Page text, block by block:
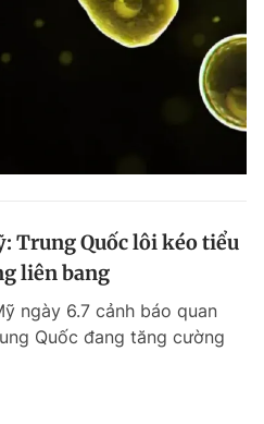
Trung Quốc lôi kéo tiểu
liên bang
ngày 6.7 cảnh báo quan
Quốc đang tăng cường